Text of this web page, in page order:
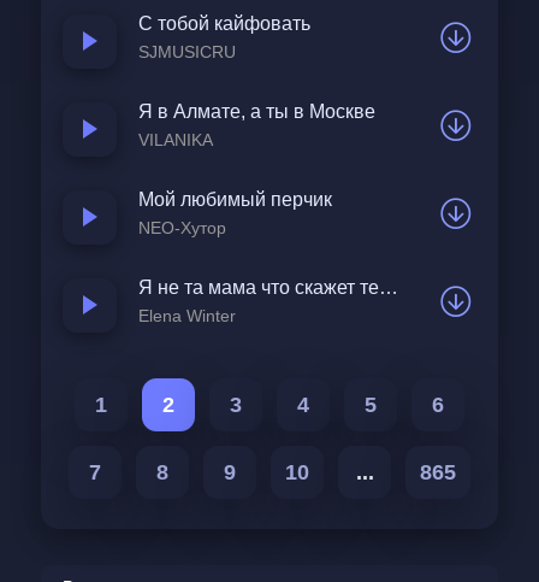
С тобой кайфовать
SJMUSICRU
Я в Алмате, а ты в Москве
VILANIKA
Мой любимый перчик
NEO-Хутор
Я не та мама что скажет терпи
Elena Winter
1 2 3 4 5 6
7 8 9 10 ... 865